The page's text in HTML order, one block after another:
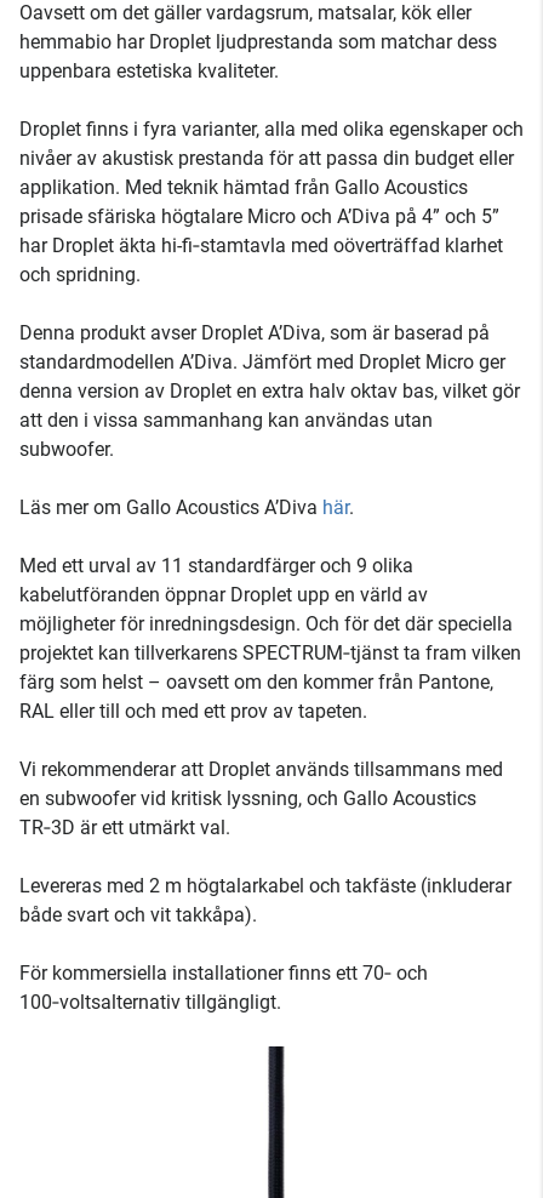
Oavsett om det gäller vardagsrum, matsalar, kök eller
hemmabio har Droplet ljudprestanda som matchar dess
uppenbara estetiska kvaliteter.
Droplet finns i fyra varianter, alla med olika egenskaper och
nivåer av akustisk prestanda för att passa din budget eller
applikation. Med teknik hämtad från Gallo Acoustics
prisade sfäriska högtalare Micro och A’Diva på 4” och 5”
har Droplet äkta hi-fi‑stamtavla med oöverträffad klarhet
och spridning.
Denna produkt avser Droplet A’Diva, som är baserad på
standardmodellen A’Diva. Jämfört med Droplet Micro ger
denna version av Droplet en extra halv oktav bas, vilket gör
att den i vissa sammanhang kan användas utan
subwoofer.
Läs mer om Gallo Acoustics A’Diva här.
Med ett urval av 11 standardfärger och 9 olika
kabelutföranden öppnar Droplet upp en värld av
möjligheter för inredningsdesign. Och för det där speciella
projektet kan tillverkarens SPECTRUM‑tjänst ta fram vilken
färg som helst – oavsett om den kommer från Pantone,
RAL eller till och med ett prov av tapeten.
Vi rekommenderar att Droplet används tillsammans med
en subwoofer vid kritisk lyssning, och Gallo Acoustics
TR‑3D är ett utmärkt val.
Levereras med 2 m högtalarkabel och takfäste (inkluderar
både svart och vit takkåpa).
För kommersiella installationer finns ett 70‑ och
100‑voltsalternativ tillgängligt.